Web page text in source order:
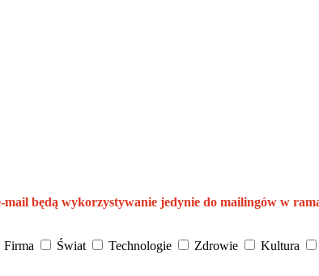
będą wykorzystywanie jedynie do mailingów w
Firma Świat Technologie Zdrowie Kultura